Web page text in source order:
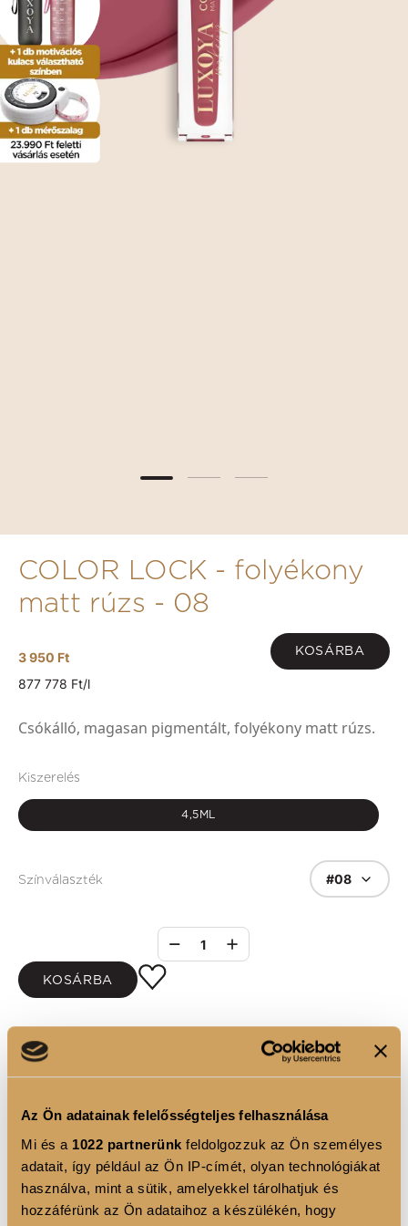
Az Ön adatainak felelősségteljes felhasználása
Mi és a 1022 partnerünk feldolgozzuk az Ön személyes
adatait, így például az Ön IP-címét, olyan technológiákat
használva, mint a sütik, amelyekkel tárolhatjuk és
hozzáférünk az Ön adataihoz a készülékén, hogy
COLOR LOCK - folyékony
matt rúzs - 08
3 950 Ft KOSÁRBA
877 778 Ft/l
Csókálló, magasan pigmentált, folyékony matt rúzs.
Kiszerelés
4,5ML
Színválaszték #08
1
KOSÁRBA
TERMÉKLEÍRÁS
• Csókálló tulajdonságában bízhatunk.
TERMÉK ELŐNYÖK